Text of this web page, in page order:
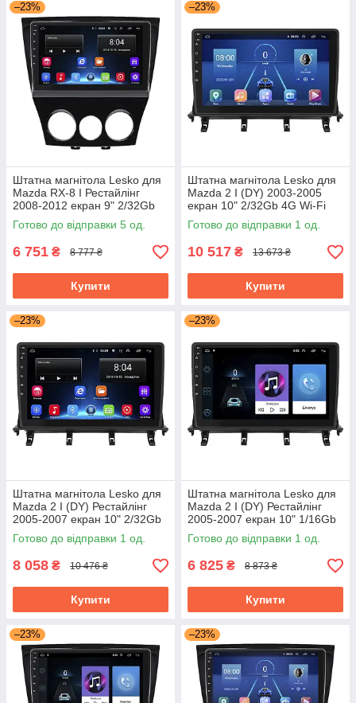
–23%
Штатна магнітола Lesko для
Mazda RX-8 I Рестайлінг
2008-2012 екран 9" 2/32Gb
Wi-Fi GPS Base Мазда
Готово до відправки 5 од.
6 751 ₴ 8 777 ₴
Купити
–23%
Штатна магнітола Lesko для
Mazda 2 I (DY) 2003-2005
екран 10" 2/32Gb 4G Wi-Fi
GPS Top Мазда
Готово до відправки 1 од.
10 517 ₴ 13 673 ₴
Купити
–23%
Штатна магнітола Lesko для
Mazda 2 I (DY) Рестайлінг
2005-2007 екран 10" 2/32Gb
Wi-Fi GPS Base Мазда
Готово до відправки 1 од.
8 058 ₴ 10 476 ₴
Купити
–23%
Штатна магнітола Lesko для
Mazda 2 I (DY) Рестайлінг
2005-2007 екран 10" 1/16Gb
Wi-Fi GPS Base Мазда
Готово до відправки 1 од.
6 825 ₴ 8 873 ₴
Купити
–23% –23%